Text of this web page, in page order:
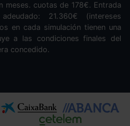
meses. cuotas de 178€. Entrada
21.360€ (intereses
en cada simulación tienen una
a las condiciones finales del
concedido.